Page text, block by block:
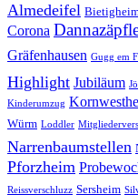
Almedeifel
Corona
Gräfenhausen Gugg em
Highlight Jubiläum
Kinderumzug
Würm Loddler
Narrenbaumstellen
Pforzheim
Reissverschluzz Sersheim